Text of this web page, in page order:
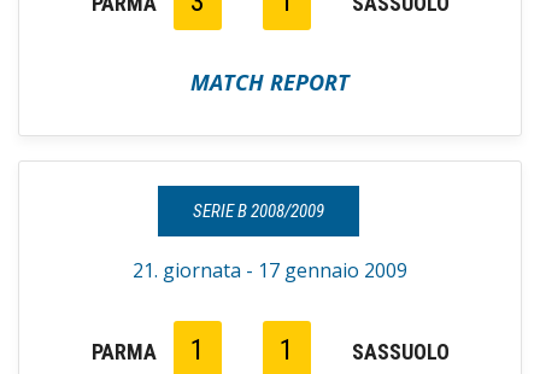
MATCH REPORT
SERIE B 2008/2009
21. giornata - 17 gennaio 2009
PARMA 1 1 SASSUOLO